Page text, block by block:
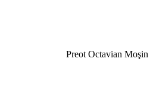
Preot Octavian Moşin